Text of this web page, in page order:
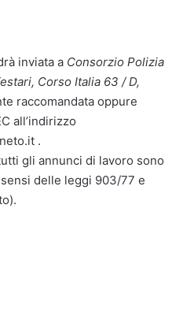
inviata a Consorzio Polizia
Corso Italia 63 / D,
raccomandata oppure
all’indirizzo
.
gli annunci di lavoro sono
delle leggi 903/77 e